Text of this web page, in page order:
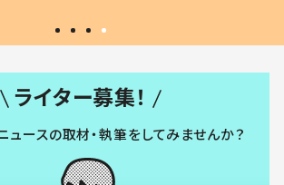
ライター募集！
ュースの取材・執筆をしてみませんか？